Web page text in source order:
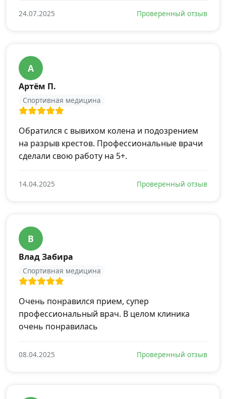
24.07.2025 Проверенный отзыв
А
Артём П.
Спортивная медицина
Обратился с вывихом колена и подозрением
на разрыв крестов. Профессиональные врачи
сделали свою работу на 5+.
14.04.2025 Проверенный отзыв
В
Влад Забира
Спортивная медицина
Очень понравился прием, супер
профессиональный врач. В целом клиника
очень понравилась
08.04.2025 Проверенный отзыв